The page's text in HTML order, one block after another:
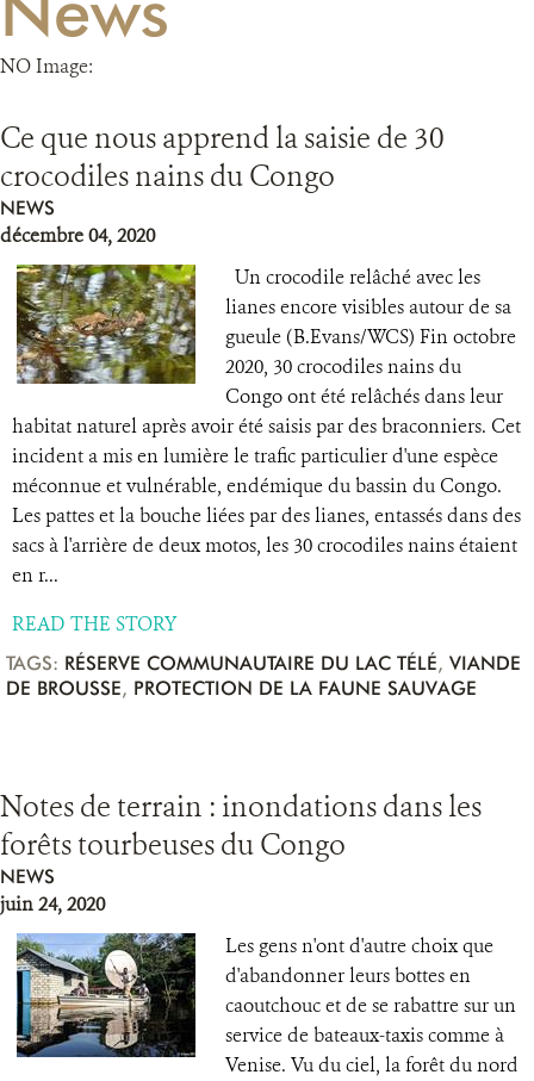
NO Image:
Ce que nous apprend la saisie de 30
crocodiles nains du Congo
NEWS
décembre 04, 2020
Un crocodile relâché avec les
lianes encore visibles autour de sa
gueule (B.Evans/WCS) Fin octobre
2020, 30 crocodiles nains du
Congo ont été relâchés dans leur
habitat naturel après avoir été saisis par des braconniers. Cet
incident a mis en lumière le trafic particulier d'une espèce
méconnue et vulnérable, endémique du bassin du Congo.
Les pattes et la bouche liées par des lianes, entassés dans des
sacs à l'arrière de deux motos, les 30 crocodiles nains étaient
en r...
READ THE STORY
TAGS: RÉSERVE COMMUNAUTAIRE DU LAC TÉLÉ, VIANDE
DE BROUSSE, PROTECTION DE LA FAUNE SAUVAGE
Notes de terrain : inondations dans les
forêts tourbeuses du Congo
NEWS
juin 24, 2020
Les gens n'ont d'autre choix que
d'abandonner leurs bottes en
caoutchouc et de se rabattre sur un
service de bateaux-taxis comme à
Venise. Vu du ciel, la forêt du nord